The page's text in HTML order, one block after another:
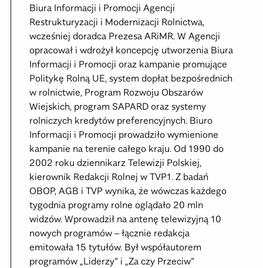
Biura Informacji i Promocji Agencji
Restrukturyzacji i Modernizacji Rolnictwa,
wcześniej doradca Prezesa ARiMR. W Agencji
opracował i wdrożył koncepcję utworzenia Biura
Informacji i Promocji oraz kampanie promujące
Politykę Rolną UE, system dopłat bezpośrednich
w rolnictwie, Program Rozwoju Obszarów
Wiejskich, program SAPARD oraz systemy
rolniczych kredytów preferencyjnych. Biuro
Informacji i Promocji prowadziło wymienione
kampanie na terenie całego kraju. Od 1990 do
2002 roku dziennikarz Telewizji Polskiej,
kierownik Redakcji Rolnej w TVP1. Z badań
OBOP, AGB i TVP wynika, że wówczas każdego
tygodnia programy rolne oglądało 20 mln
widzów. Wprowadził na antenę telewizyjną 10
nowych programów – łącznie redakcja
emitowała 15 tytułów. Był współautorem
programów „Liderzy” i „Za czy Przeciw”